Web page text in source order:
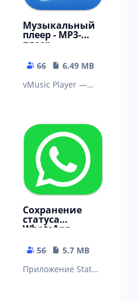
Музыкальный
плеер - MP3-
плеер
66
6.49 MB
vMusic Player —
проигрыватель
для Android.
Благодаря
великоле
Сохранение
статуса
WhatsApp
56
5.7 MB
Приложение Status